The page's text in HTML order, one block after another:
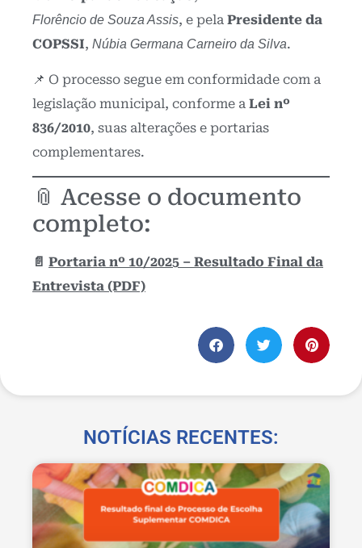
Florêncio de Souza Assis, e pela Presidente da
COPSSI, Núbia Germana Carneiro da Silva.
📌 O processo segue em conformidade com a
legislação municipal, conforme a Lei nº
836/2010, suas alterações e portarias
complementares.
📎 Acesse o documento
completo:
📄 Portaria nº 10/2025 – Resultado Final da
Entrevista (PDF)
NOTÍCIAS RECENTES: